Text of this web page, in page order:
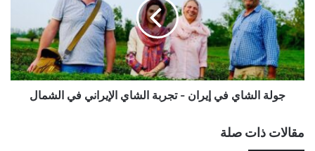
إيران
-
تجربة
الشاي
الإيراني
في
الشمالجولة الشاي في إيران - تجربة الشاي الإيراني في الشمال
مقالات ذات صلة